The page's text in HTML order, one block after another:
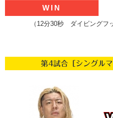
WIN
（12分30秒 ダイビングフ
第4試合［シングル